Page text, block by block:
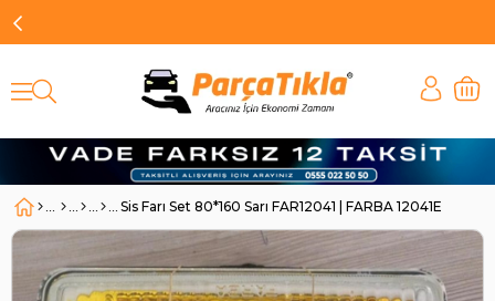
Sis Farı Set 80*160 Sarı FAR12041 | FARBA 12041E